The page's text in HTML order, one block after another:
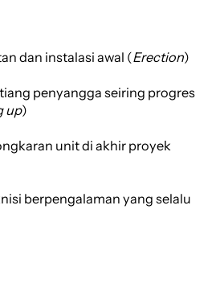
dan instalasi awal (Erection)
penyangga seiring progres
up)
unit di akhir proyek
berpengalaman yang selalu